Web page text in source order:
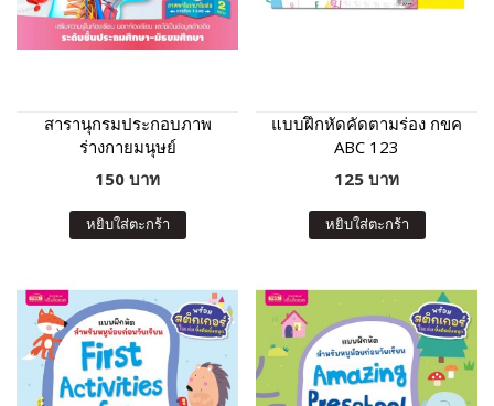
สารานุกรมประกอบภาพ
ร่างกายมนุษย์
150 บาท
หยิบใส่ตะกร้า
แบบฝึกหัดคัดตามร่อง กขค
ABC 123
125 บาท
หยิบใส่ตะกร้า